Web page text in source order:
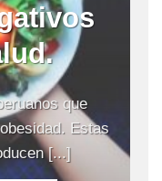
que
Estas
[...]